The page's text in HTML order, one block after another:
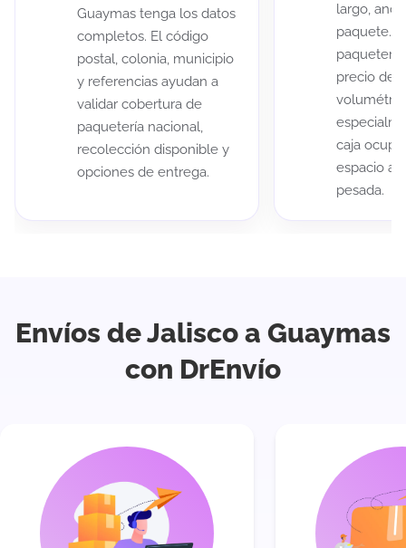
Guaymas tenga los datos
completos. El código
postal, colonia, municipio
y referencias ayudan a
validar cobertura de
paquetería nacional,
recolección disponible y
opciones de entrega.
largo,
paquete.
precio de
caja
espacio
pesada.
Envíos de Jalisco a Guaymas
con DrEnvío